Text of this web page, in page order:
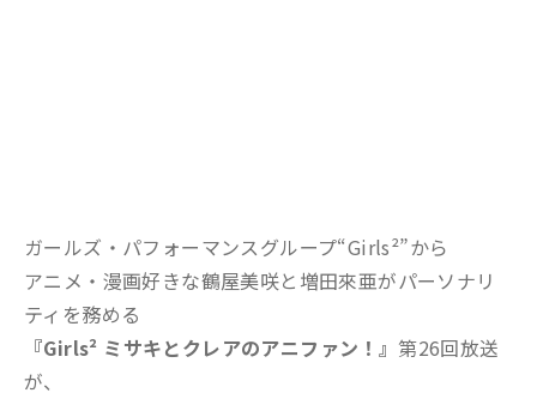
ガールズ・パフォーマンスグループ“Girls²”から
アニメ・漫画好きな鶴屋美咲と増田來亜がパーソナリ
ティを務める
『Girls² ミサキとクレアのアニファン！』 第26回放送
が、